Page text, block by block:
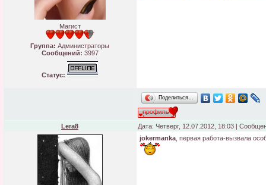
Магист
Группа: Администраторы
Сообщений: 3997
Статус:
Поделиться…
Lera8 Дата: Четверг, 12.07.2012, 18:03 |
jokermanka, первая работа-вызвала